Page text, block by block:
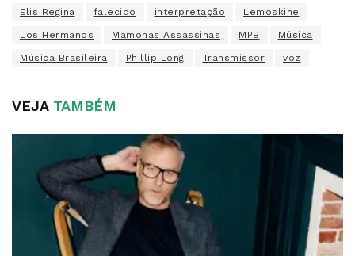
Elis Regina falecido interpretação Lemoskine
Los Hermanos Mamonas Assassinas MPB Música
Música Brasileira Phillip Long Transmissor voz
VEJATAMBÉM